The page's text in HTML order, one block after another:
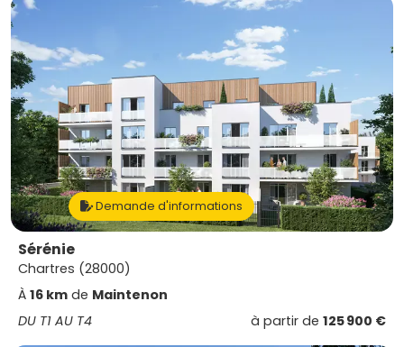
Demande d'informations
Sérénie
Chartres (28000)
À 16 km de Maintenon
DU T1 AU T4
à partir de 125 900 €